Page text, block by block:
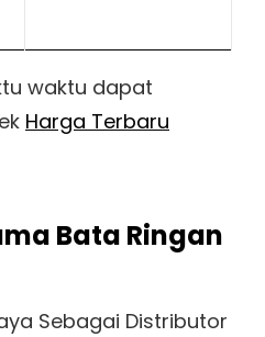
waktu dapat
Harga Terbaru
Bata Ringan
Sebagai Distributor